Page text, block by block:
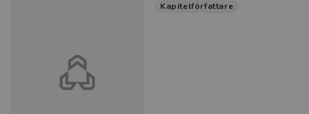
Kapitelförfattare